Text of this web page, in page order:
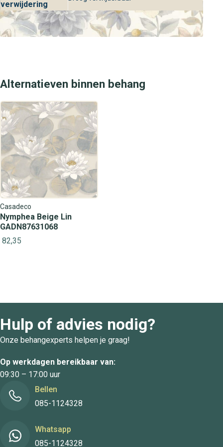
verwijdering
Alternatieven binnen behang
Casadeco
Nymphea Beige Lin
GADN87631068
82,35
Hulp of advies nodig?
Onze behangexperts helpen je graag!
Op werkdagen bereikbaar van:
09:30 – 17:00 uur
Bellen
085-1124328
Whatsapp
085-1124328